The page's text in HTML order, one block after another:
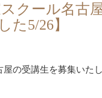
クール名古
た5/26】
の受講生を募集いたし